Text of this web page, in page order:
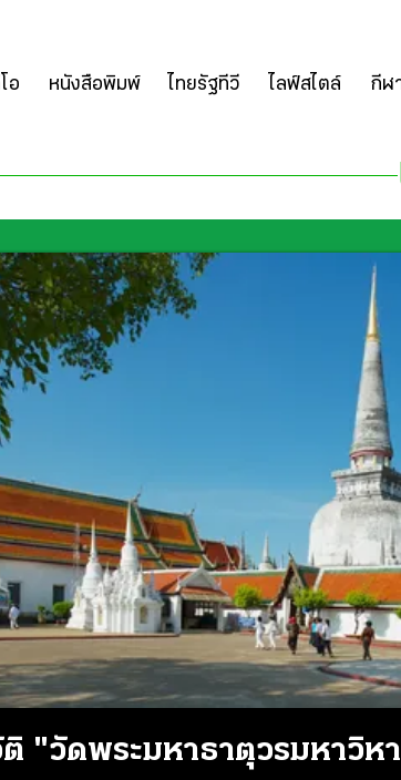
อ หนังสือพิมพ์ ไทยรัฐทีวี ไลฟ์สไตล์ กีฬ
ติ "วัดพระมหาธาตุวรมหาวิห